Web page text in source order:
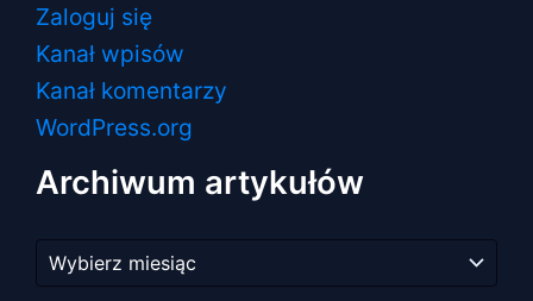
Zaloguj się
Kanał wpisów
Kanał komentarzy
WordPress.org
Archiwum artykułów
artykułów